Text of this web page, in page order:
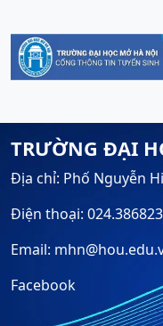
TRƯỜNG ĐẠI
Địa chỉ: Phố Nguyễn
Điện thoại:
Email:
Facebook